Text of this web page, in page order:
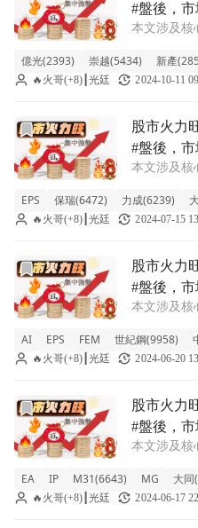
#盤後，
本文涉及核
億光(2393) 崇越(5434) 新產
🔥火哥(+8)┃光廷 2024-10-11
前往股市火力旺🔥 7/15交投
股市火力
#盤後，
本文涉及核
EPS 保瑞(6472) 力成(6239)
🔥火哥(+8)┃光廷 2024-07-15
前往股市火力旺🔥 6/20交投
股市火力
#盤後，
本文涉及核
AI EPS FEM 世紀鋼(9958)
🔥火哥(+8)┃光廷 2024-06-20
前往股市火力旺🔥 6/17交投
股市火力
#盤後，
本文涉及核
EA IP M31(6643) MG 大同
🔥火哥(+8)┃光廷 2024-06-17